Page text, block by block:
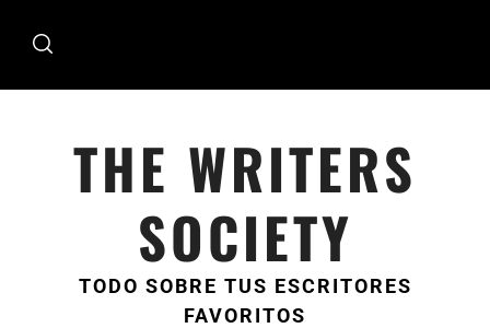
THE WRITERS
SOCIETY
TODO SOBRE TUS ESCRITORES
FAVORITOS